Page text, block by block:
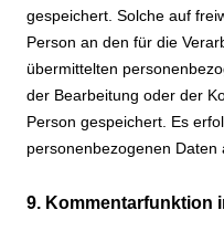
gespeichert. Solche auf
Person an den für die
übermittelten
der Bearbeitung oder der
Person gespeichert. Es
personenbezogenen Daten
9. Kommentarfunktion